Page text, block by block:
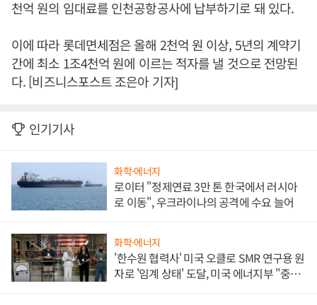
천억 원의 임대료를 인천공항공사에 납부하기로 돼 있다.
이에 따라 롯데면세점은 올해 2천억 원 이상, 5년의 계약기
간에 최소 1조4천억 원에 이르는 적자를 낼 것으로 전망된
다. [비즈니스포스트 조은아 기자]
인기기사
화학·에너지
로이터 "정제연료 3만 톤 한국에서 러시아
로 이동", 우크라이나의 공격에 수요 늘어
화학·에너지
'한수원 협력사' 미국 오클로 SMR 연구용 원
자로 '임계 상태' 도달, 미국 에너지부 "중요